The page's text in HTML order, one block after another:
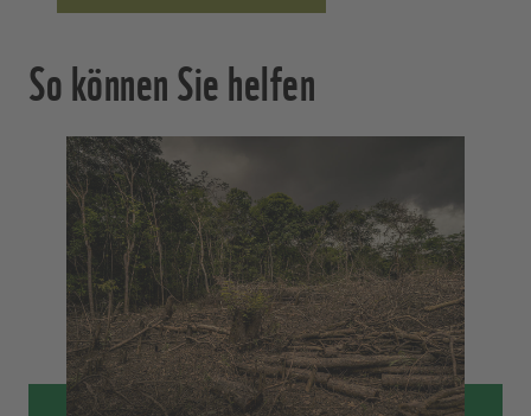
So können Sie helfen